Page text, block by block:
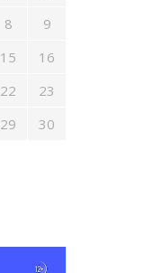
8
9
15
16
22
23
29
30